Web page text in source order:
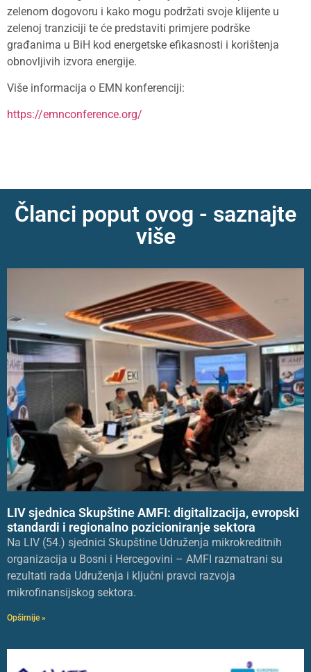
zelenom dogovoru i kako mogu podržati svoje klijente u
zelenoj tranziciji te će predstaviti primjere podrške
građanima u BiH kod energetske efikasnosti i korištenja
obnovljivih izvora energije.
Više informacija o EMN konferenciji:
https://emnconference.org/
Članci poput ovog - saznajte
više
LIV sjednica Skupštine AMFI: digitalizacija, evropski
standardi i regionalno pozicioniranje sektora
Na LIV (54.) sjednici Skupštine Udruženja mikrokreditnih
organizacija u Bosni i Hercegovini – AMFI razmatrani su
rezultati rada Udruženja i ključni pravci razvoja
mikrofinansijskog sektora.
Opširnije »